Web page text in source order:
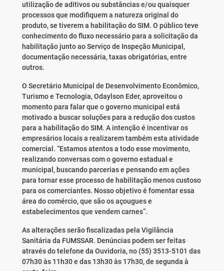
utilização de aditivos ou substâncias e/ou quaisquer
processos que modifiquem a natureza original do
produto, se tiverem a habilitação do SIM. O público teve
conhecimento do fluxo necessário para a solicitação da
habilitação junto ao Serviço de Inspeção Municipal,
documentação necessária, taxas obrigatórias, entre
outros.
O Secretário Municipal de Desenvolvimento Econômico,
Turismo e Tecnologia, Odaylson Eder, aproveitou o
momento para falar que o governo municipal está
motivado a buscar soluções para a redução dos custos
para a habilitação do SIM. A intenção é incentivar os
empresários locais a realizarem também esta atividade
comercial. “Estamos atentos a todo esse movimento,
realizando conversas com o governo estadual e
municipal, buscando parcerias e pensando em ações
para tornar esse processo de habilitação menos custoso
para os comerciantes. Nosso objetivo é fomentar essa
área do comércio, que são os açougues e
estabelecimentos que vendem carnes”.
As alterações serão fiscalizadas pela Vigilância
Sanitária da FUMSSAR. Denúncias podem ser feitas
através do telefone da Ouvidoria, no (55) 3513-5101 das
07h30 às 11h30 e das 13h30 às 17h30, de segunda à